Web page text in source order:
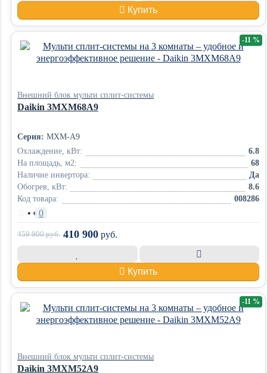
Купить
Внешний блок мульти сплит-системы
Daikin 3MXM68A9
Серия: MXM-A9
Охлаждение, кВт:
6.8
На площадь, м2:
68
Наличие инвертора:
Да
Обогрев, кВт:
8.6
Код товара:
008286
• 0
-11 %
459 900руб. 410 900 руб.
Купить
Внешний блок мульти сплит-системы
Daikin 3MXM52A9
-11 %